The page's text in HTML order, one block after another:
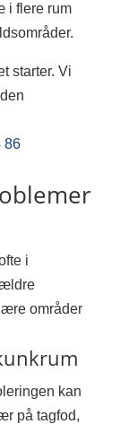
flere rum
starter. Vi
86
i
områder
kan
på tagfod,